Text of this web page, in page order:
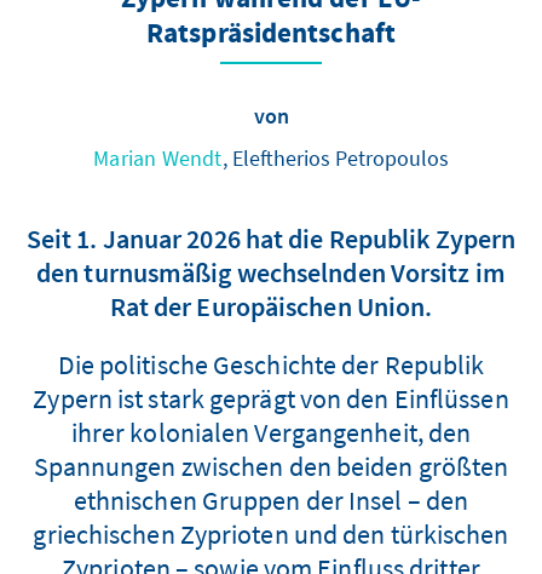
Ratspräsidentschaft
von
Marian Wendt, Eleftherios Petropoulos
Seit 1. Januar 2026 hat die Republik Zypern
den turnusmäßig wechselnden Vorsitz im
Rat der Europäischen Union.
Die politische Geschichte der Republik
Zypern ist stark geprägt von den Einflüssen
ihrer kolonialen Vergangenheit, den
Spannungen zwischen den beiden größten
ethnischen Gruppen der Insel – den
griechischen Zyprioten und den türkischen